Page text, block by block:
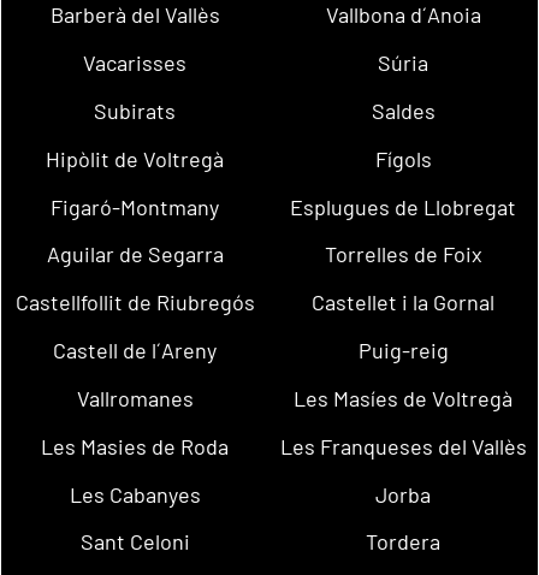
Barberà del Vallès
Vallbona d´Anoia
Vacarisses
Súria
Subirats
Saldes
Hipòlit de Voltregà
Fígols
Figaró-Montmany
Esplugues de Llobregat
Aguilar de Segarra
Torrelles de Foix
Castellfollit de Riubregós
Castellet i la Gornal
Castell de l´Areny
Puig-reig
Vallromanes
Les Masíes de Voltregà
Les Masies de Roda
Les Franqueses del Vallès
Les Cabanyes
Jorba
Sant Celoni
Tordera